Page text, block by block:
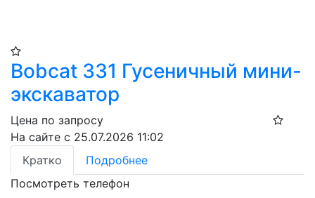
Bobcat 331 Гусеничный мини-
экскаватор
Цена по запросу
На сайте с 25.07.2026 11:02
Кратко
Подробнее
Посмотреть телефон